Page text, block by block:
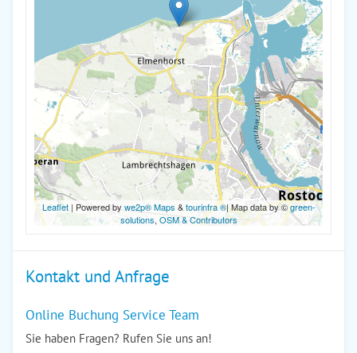
Leaflet| Powered bywe2p® Maps &tourinfra ®| Map data by ©green-
solutions, OSM & Contributors
Kontakt und Anfrage
Online Buchung Service Team
Sie haben Fragen? Rufen Sie uns an!